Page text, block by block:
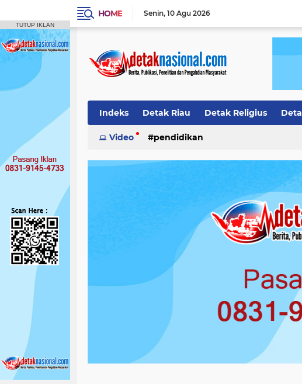
HOME Senin 10 Agu 2026
Indeks Detak Riau Detak Religius
Pendidikan Detak Nasional.
Detak Sumbar Publikasi Ilmiah Siak
Video pendidikan
TUTUP IKLAN